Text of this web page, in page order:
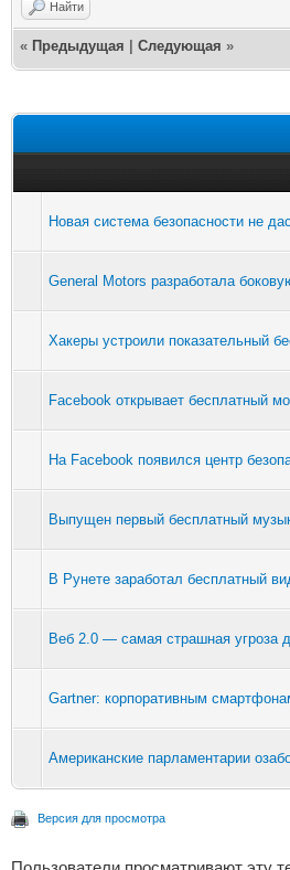
Найти
« Предыдущая Следующая »
Новая система безопасности не
General Motors разработала
Хакеры устроили показательный
Facebook открывает бесплатный
На Facebook появился центр
Выпущен первый бесплатный
В Рунете заработал бесплатный
Веб 2.0 — самая страшная угроза
Gartner: корпоративным
Американские парламентарии
Версия для просмотра